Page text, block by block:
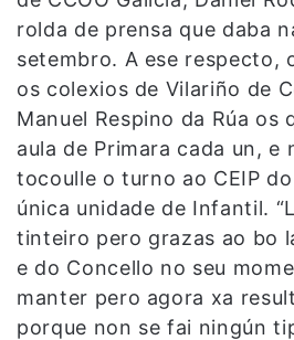
rolda de prensa que daba
setembro. A ese respecto,
os colexios de Vilariño de
Manuel Respino da Rúa os
aula de Primara cada un, e
tocoulle o turno ao CEIP
única unidade de Infantil.
tinteiro pero grazas ao bo
e do Concello no seu
manter pero agora xa
porque non se fai ningún